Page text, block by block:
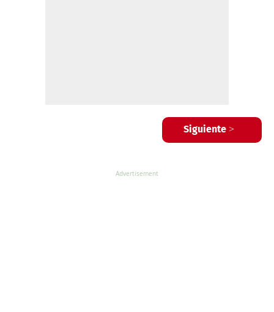
Siguiente >